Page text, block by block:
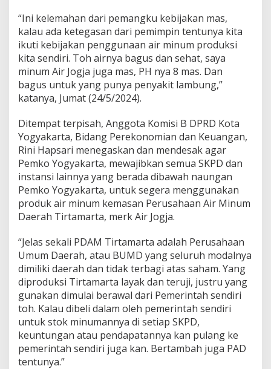
n
g
g
u
n
a
a
n
i
r
o
g
j
a
A
g
r
P
A
D
P
e
r
u
m
d
a
“Ini kelemahan dari pemangku kebijakan mas,
kalau ada ketegasan dari pemimpin tentunya kita
ikuti kebijakan penggunaan air minum produksi
kita sendiri. Toh airnya bagus dan sehat, saya
minum Air Jogja juga mas, PH nya 8 mas. Dan
bagus untuk yang punya penyakit lambung,”
katanya, Jumat (24/5/2024).
Ditempat terpisah, Anggota Komisi B DPRD Kota
Yogyakarta, Bidang Perekonomian dan Keuangan,
Rini Hapsari menegaskan dan mendesak agar
Pemko Yogyakarta, mewajibkan semua SKPD dan
instansi lainnya yang berada dibawah naungan
Pemko Yogyakarta, untuk segera menggunakan
produk air minum kemasan Perusahaan Air Minum
Daerah Tirtamarta, merk Air Jogja.
“Jelas sekali PDAM Tirtamarta adalah Perusahaan
Umum Daerah, atau BUMD yang seluruh modalnya
dimiliki daerah dan tidak terbagi atas saham. Yang
diproduksi Tirtamarta layak dan teruji, justru yang
gunakan dimulai berawal dari Pemerintah sendiri
toh. Kalau dibeli dalam oleh pemerintah sendiri
untuk stok minumannya di setiap SKPD,
keuntungan atau pendapatannya kan pulang ke
pemerintah sendiri juga kan. Bertambah juga PAD
tentunya.”